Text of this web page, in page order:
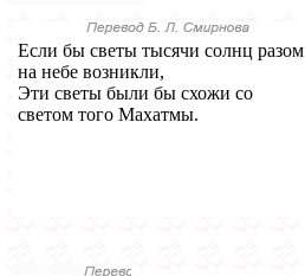
Если бы светы тысячи солнц разом
на небе возникли,
Эти светы были бы схожи со
светом того Махатмы.